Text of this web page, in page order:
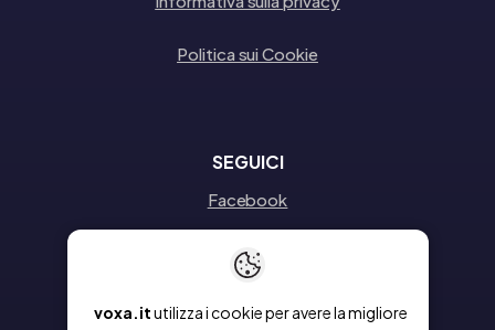
voxa.itutilizza i cookie per avere la migliore
Politica sui Cookie
SEGUICI
Facebook
Instagram
Linkedin